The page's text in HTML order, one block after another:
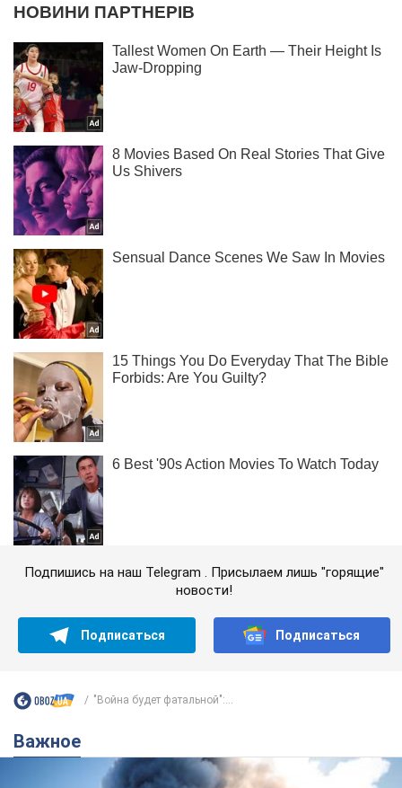
Подпишись на наш Telegram . Присылаем лишь "горящие"
новости!
Подписаться Подписаться
"Война будет фатальной":...
Важное